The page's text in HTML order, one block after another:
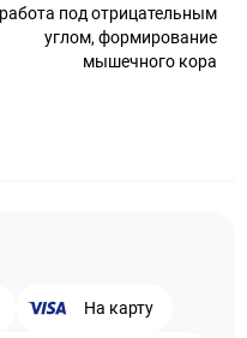
работа под отрицательным
углом, формирование
мышечного кора
На карту